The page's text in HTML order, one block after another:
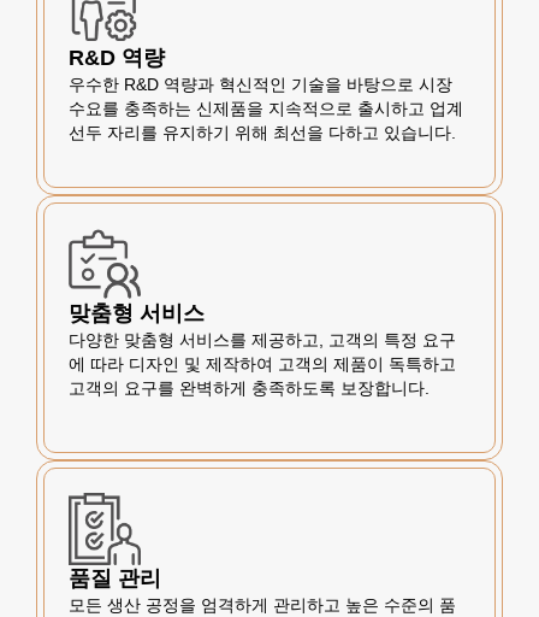
R&D 역량
우수한 R&D 역량과 혁신적인 기술을 바탕으로 시장
수요를 충족하는 신제품을 지속적으로 출시하고 업계
선두 자리를 유지하기 위해 최선을 다하고 있습니다.
맞춤형 서비스
다양한 맞춤형 서비스를 제공하고, 고객의 특정 요구
에 따라 디자인 및 제작하여 고객의 제품이 독특하고
고객의 요구를 완벽하게 충족하도록 보장합니다.
품질 관리
모든 생산 공정을 엄격하게 관리하고 높은 수준의 품